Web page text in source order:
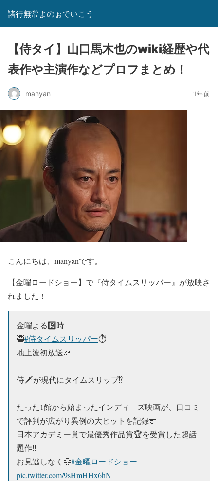
諸行無常よのぉでいこう
【侍タイ】山口馬木也のwiki経歴や代
表作や主演作などプロフまとめ！
manyan 1年前
こんにちは、manyanです。
【金曜ロードショー】で 『侍タイムスリッパー』 が放映さ
れました！
金曜よる9️⃣時
🥷#侍タイムスリッパー⏱️
地上波初放送🎉
侍🗡️が現代にタイムスリップ⁉️
たった1館から始まったインディーズ映画が、口コミ
で評判が広がり異例の大ヒットを記録🎊
日本アカデミー賞で最優秀作品賞🏆を受賞した超話
題作‼️
お見逃しなく🤗#金曜ロードショー
pic.twitter.com/9sHmHHx6hN